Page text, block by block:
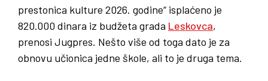
prestonica kulture 2026. godine“ isplaćeno je
820.000 dinara iz budžeta grada Leskovca,
prenosi Jugpres. Nešto više od toga dato je za
obnovu učionica jedne škole, ali to je druga tema.